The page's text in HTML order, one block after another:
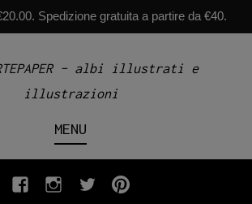
Spedizione gratuita a partire da €40.
– albi illustrati e
illustrazioni
MENU
fb INSTAGRAM
twiterpinterest